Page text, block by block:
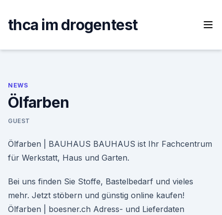
content
thca im drogentest
NEWS
Ölfarben
GUEST
Ölfarben | BAUHAUS BAUHAUS ist Ihr Fachcentrum
für Werkstatt, Haus und Garten.
Bei uns finden Sie Stoffe, Bastelbedarf und vieles
mehr. Jetzt stöbern und günstig online kaufen!
Ölfarben | boesner.ch Adress- und Lieferdaten